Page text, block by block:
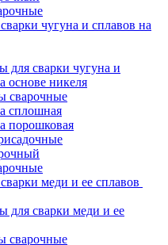
чугуна и сплавов на
для сварки чугуна и
основе никеля
сварочные
сплошная
порошковая
меди и ее сплавов
для сварки меди и ее
сварочные